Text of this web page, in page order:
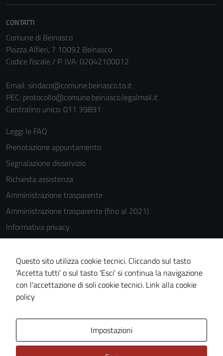
CONTATTI
Comune di Beinasco
Piazza Alfieri, 7 10092 Beinasco
Codice fiscale / P. IVA: 02042100012
Email: sindaco@comune.beinasco.to.it
PEC: protocollo@comune.beinasco.legalmail.it
Centralino unico: 011 39891
Leggi le FAQ
Prenotazione appuntamento
Segnalazione disservizio
Richiesta assistenza
Amministrazione trasparente
Amministrazione trasparente (fino al 2021)
Informativa privacy
Cookie Policy
Note legali
Dichiarazione di accessibilità
Piano di miglioramento del sito
Questo sito utilizza cookie tecnici. Cliccando sul tasto
'Accetta tutti' o sul tasto 'Esci' si continua la navigazione
con l'accettazione di soli cookie tecnici. Link alla cookie
policy
Impostazioni
del sito e non
non raccolgono
personali.